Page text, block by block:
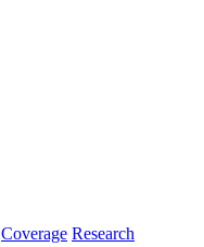
Coverage Research